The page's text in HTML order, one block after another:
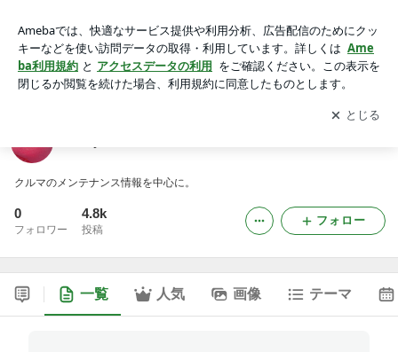
アプリをダウンロードして ブログの更新通知
を受け取りまし
ょう。
開く
クルマのメンテナンス情報を中心に。
0
フォロワー
4.8k
投稿
フォロー
一覧 人気 画像 テーマ